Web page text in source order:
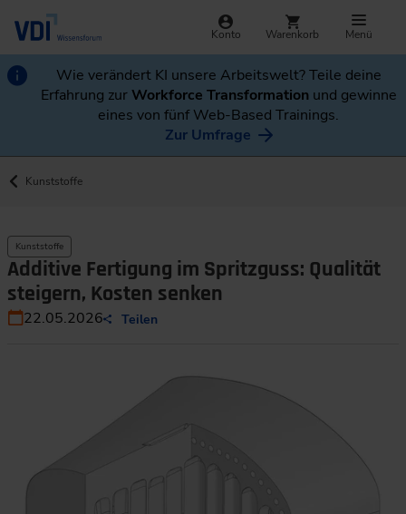
Konto Warenkorb Menü
Wie verändert KI unsere Arbeitswelt? Teile deine
Erfahrung zurWorkforce Transformation und gewinne
eines von fünf Web-Based Trainings.
Zur Umfrage
Kunststoffe
Kunststoffe
Additive Fertigung im Spritzguss: Qualität
steigern, Kosten senken
22.05.2026 Teilen